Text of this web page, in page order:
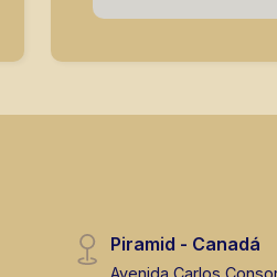
segurança, em
nos principais
Piramid - Canadá
Avenida Carlos